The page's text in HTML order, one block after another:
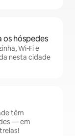
hóspedes
Wi-Fi e
nesta cidade
têm
— em